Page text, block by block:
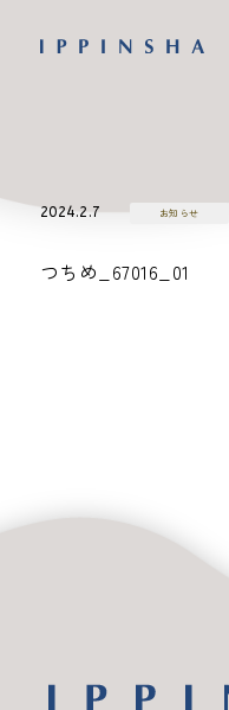
2024.2.7 お知らせ
つちめ_67016_01